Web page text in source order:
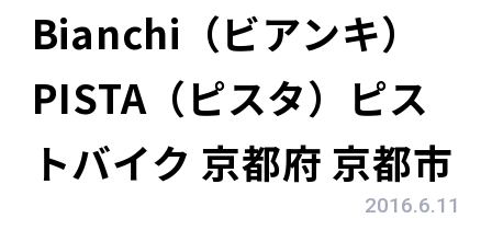
Bianchi（ビアンキ）
PISTA（ピスタ）ピス
トバイク 京都府 京都市
2016.6.11